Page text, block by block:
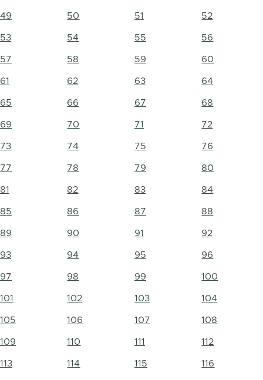
49 50 51 52
53 54 55 56
57 58 59 60
61 62 63 64
65 66 67 68
69 70 71 72
73 74 75 76
77 78 79 80
81 82 83 84
85 86 87 88
89 90 91 92
93 94 95 96
97 98 99 100
101 102 103 104
105 106 107 108
109 110 111 112
113 114 115 116